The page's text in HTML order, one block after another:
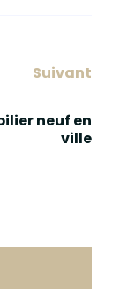
Suivant
neuf en
ville